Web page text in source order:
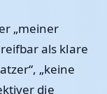
„meiner
als klare
„keine
die